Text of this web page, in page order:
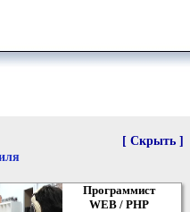
[ Скрыть ]
Программист
WEB / PHP